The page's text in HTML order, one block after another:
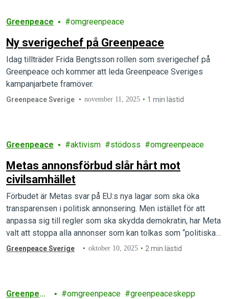
Greenpeace omgreenpeace
Ny sverigechef på Greenpeace
Idag tillträder Frida Bengtsson rollen som sverigechef på
Greenpeace och kommer att leda Greenpeace Sveriges
kampanjarbete framöver.
Greenpeace Sverige november 11, 2025 1 min lästid
Greenpeace aktivism stödoss omgreenpeace
Metas annonsförbud slår hårt mot
civilsamhället
Förbudet är Metas svar på EU:s nya lagar som ska öka
transparensen i politisk annonsering. Men istället för att
anpassa sig till regler som ska skydda demokratin, har Meta
valt att stoppa alla annonser som kan tolkas som “politiska”
– även från organisationer som arbetar för grundläggande
Greenpeace Sverige oktober 10, 2025 2 min lästid
Greenpeac
omgreenpeace
greenpeaceskepp